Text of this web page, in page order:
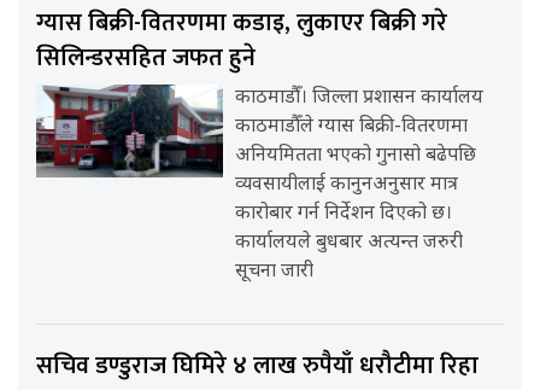
ग्यास बिक्री-वितरणमा कडाइ, लुकाएर बिक्री गरे
सिलिन्डरसहित जफत हुने
काठमाडौँ। जिल्ला प्रशासन कार्यालय
काठमाडौँले ग्यास बिक्री-वितरणमा
अनियमितता भएको गुनासो बढेपछि
व्यवसायीलाई कानुनअनुसार मात्र
कारोबार गर्न निर्देशन दिएको छ।
कार्यालयले बुधबार अत्यन्त जरुरी
सूचना जारी
सचिव डण्डुराज घिमिरे ४ लाख रुपैयाँ धरौटीमा रिहा